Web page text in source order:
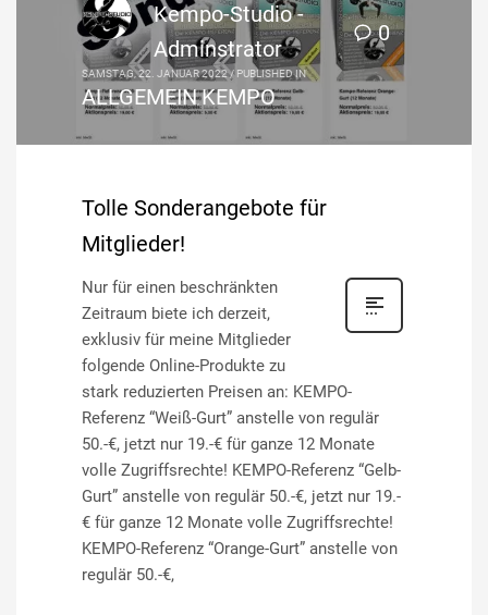
0
Kempo-Studio -
Adminstrator
SAMSTAG, 22. JANUAR 2022/ PUBLISHED IN
ALLGEMEIN,KEMPO
Tolle Sonderangebote für
Mitglieder!
Nur für einen beschränkten
Zeitraum biete ich derzeit,
exklusiv für meine Mitglieder
folgende Online-Produkte zu
stark reduzierten Preisen an: KEMPO-
Referenz “Weiß-Gurt” anstelle von regulär
50.-€, jetzt nur 19.-€ für ganze 12 Monate
volle Zugriffsrechte! KEMPO-Referenz “Gelb-
Gurt” anstelle von regulär 50.-€, jetzt nur 19.-
€ für ganze 12 Monate volle Zugriffsrechte!
KEMPO-Referenz “Orange-Gurt” anstelle von
regulär 50.-€,